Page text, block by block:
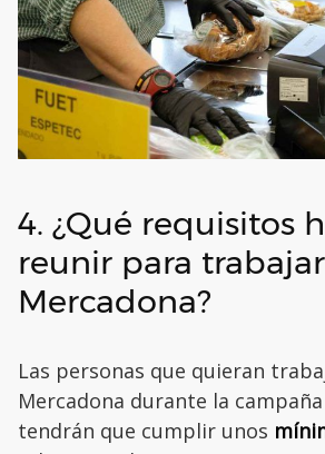
4. ¿Qué requisitos
reunir para
Mercadona?
Las personas que quieran
Mercadona durante la
tendrán que cumplir unos